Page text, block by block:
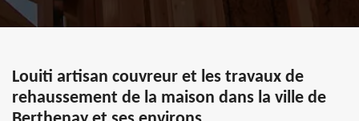
Louiti artisan couvreur et les travaux de
rehaussement de la maison dans la ville de